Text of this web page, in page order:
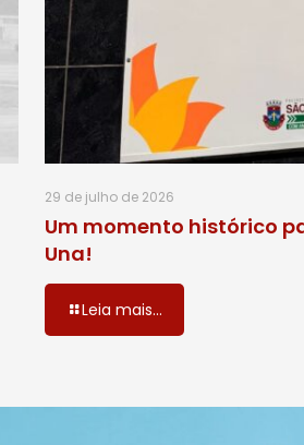
29 de julho de 2026
Um momento histórico
Una!
Leia mais...